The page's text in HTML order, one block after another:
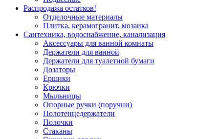
Распродажа остатков!
Отделочные материалы
Плитка, керамогранит, мозаика
Сантехника, водоснабжение, канализация
Аксессуары для ванной комнаты
Держатели для ванной
Держатели для туалетной бумаги
Дозаторы
Ершики
Крючки
Мыльницы
Опорные ручки (поручни)
Полотенцедержатели
Полочки
Стаканы